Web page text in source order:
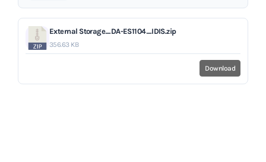
External Storage_DA-ES1104_IDIS.zip
356.63 KB
Download